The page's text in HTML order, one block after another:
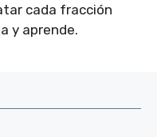
cada fracción
y aprende.